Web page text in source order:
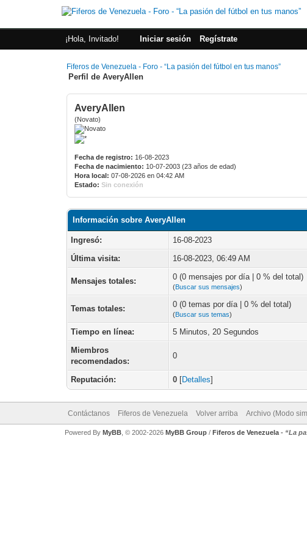
¡Hola, Invitado! Iniciar sesión Regístrate
Fiferos de Venezuela - Foro - “La pasión del fútbol en tus manos”
Perfil de AveryAllen
AveryAllen
(Novato)
Fecha de registro: 16-08-2023
Fecha de nacimiento: 10-07-2003 (23 años de edad)
Hora local: 07-08-2026 en 04:42 AM
Estado: Sin conexión
Información sobre AveryAllen
Ingresó:
16-08-2023
Última visita:
16-08-2023, 06:49 AM
Mensajes totales: 0 (0 mensajes por día | 0 % del total)
(Buscar sus mensajes)
Temas totales: 0 (0 temas por día | 0 % del total)
(Buscar sus temas)
Tiempo en línea:
5 Minutos, 20 Segundos
Miembros
recomendados:
0
Reputación: 0 [Detalles]
Contáctanos Fiferos de Venezuela Volver arriba Archivo (Modo
Powered By MyBB, © 2002-2026 MyBB Group/ Fiferos de Venezuela- “La